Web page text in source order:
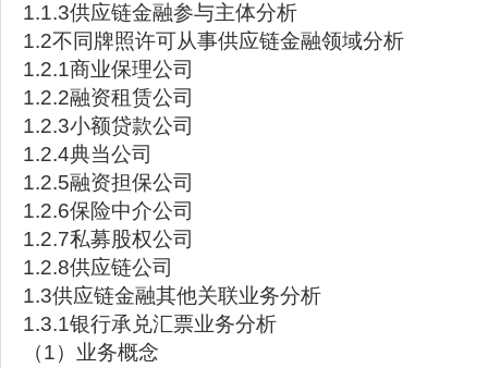
1.1.3供应链金融参与主体分析
1.2不同牌照许可从事供应链金融领域分析
1.2.1商业保理公司
1.2.2融资租赁公司
1.2.3小额贷款公司
1.2.4典当公司
1.2.5融资担保公司
1.2.6保险中介公司
1.2.7私募股权公司
1.2.8供应链公司
1.3供应链金融其他关联业务分析
1.3.1银行承兑汇票业务分析
（1）业务概念